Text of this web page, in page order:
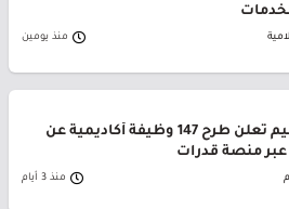
منذ يومين
جامعة القصيم تعلن طرح 147 وظيفة أكاديمية عن
عبر منصة قدرات
منذ 3 أيام